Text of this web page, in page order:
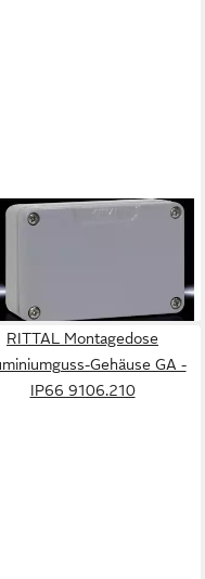
Aluminiumguss-
GA - IP66 9102.210
RITTAL Montagedose
Gehäuse GA -
IP66 9106.210